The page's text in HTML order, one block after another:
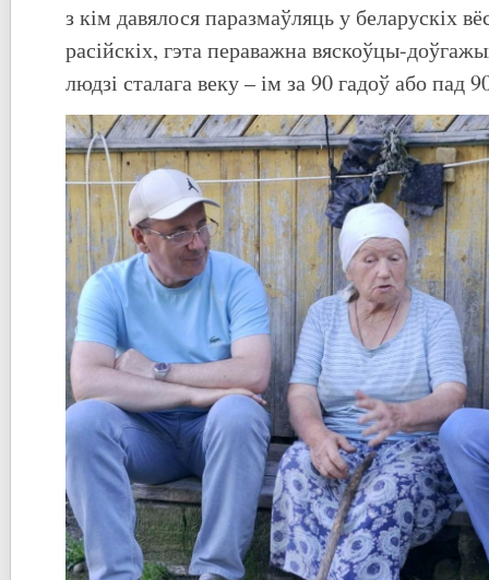
з кім давялося паразмаўляць у беларускіх
расійскіх, гэта пераважна вяскоўцы-
людзі сталага веку – ім за 90 гадоў або пад